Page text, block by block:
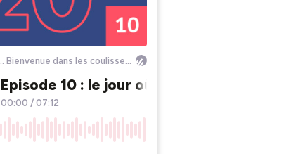
Le jour où... Bienvenue dans les coulisses de Myphotoagency !
Episode 10 : le jour où... on fêtera nos 20 ans
00:00 / 07:12